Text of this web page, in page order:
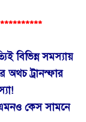
বিভিন্ন সমস্যায়
অথচ ট্রানস্ফার
কেস সামনে